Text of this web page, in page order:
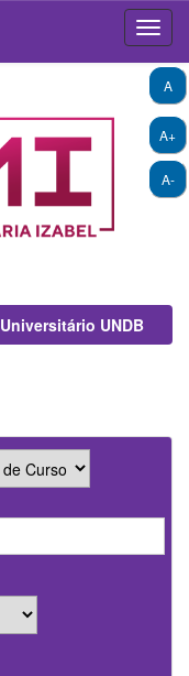
A+
A-
A
UNDB